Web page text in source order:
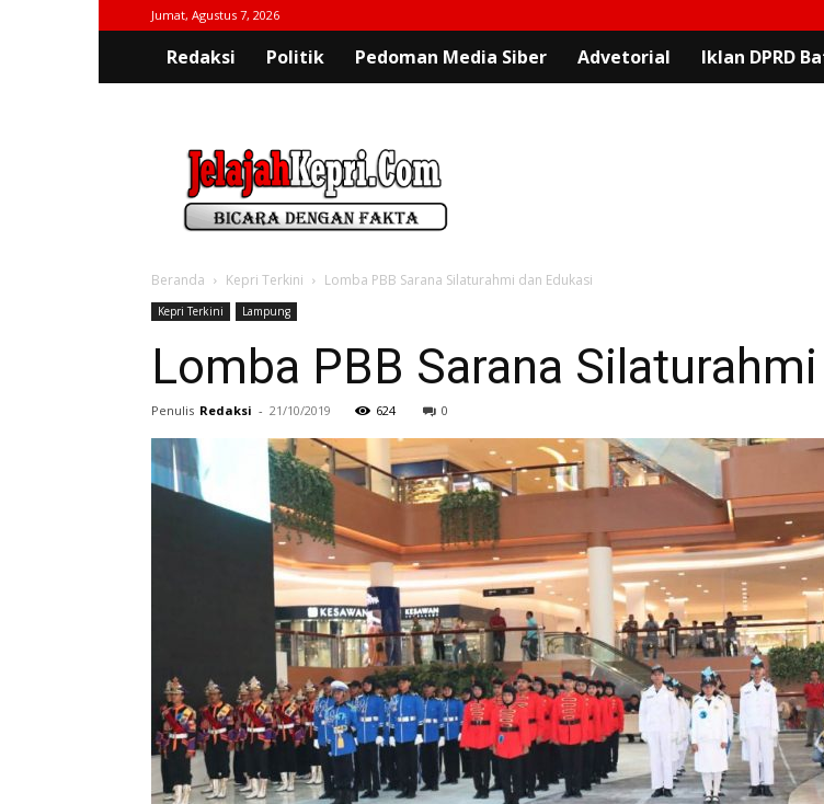
Jumat, Agustus 7, 2026
Redaksi Politik Pedoman Media Siber Advetorial Iklan DPRD
Beranda Kepri Terkini Lomba PBB Sarana Silaturahmi dan Edukasi
Kepri Terkini Lampung
Lomba PBB Sarana
Penulis Redaksi - 21/10/2019 624 0